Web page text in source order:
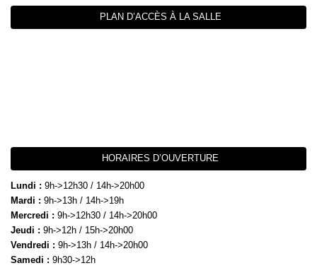
PLAN D’ACCÈS À LA SALLE
HORAIRES D’OUVERTURE
Lundi : 9h->12h30 / 14h->20h00
Mardi : 9h->13h / 14h->19h
Mercredi : 9h->12h30 / 14h->20h00
Jeudi : 9h->12h / 15h->20h00
Vendredi : 9h->13h / 14h->20h00
Samedi : 9h30->12h